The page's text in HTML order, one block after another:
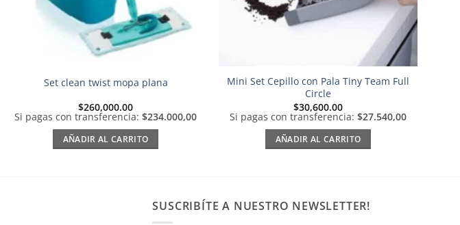
Set clean twist mopa plana
$260,000.00
Si pagas con transferencia: $234.000,00
AÑADIR AL CARRITO
Mini Set Cepillo con Pala Tiny Team Full
Circle
$30,600.00
Si pagas con transferencia: $27.540,00
AÑADIR AL CARRITO
SUSCRIBÍTE A NUESTRO NEWSLETTER!